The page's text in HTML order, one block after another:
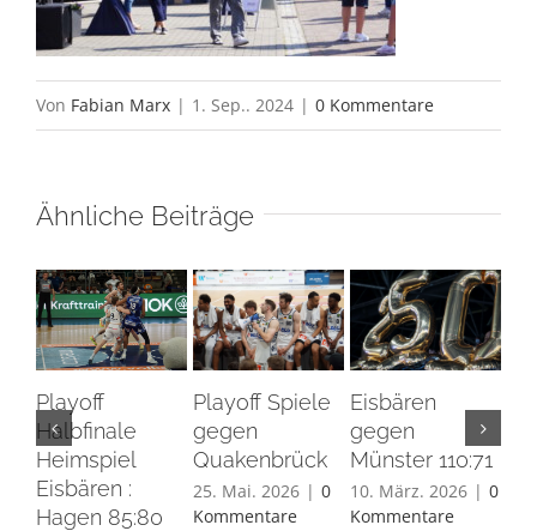
Von Fabian Marx | 1. Sep.. 2024 | 0 Kommentare
Ähnliche Beiträge
Playoff
Halbfinale
Heimspiel
Eisbären :
Hagen 85:80
Playoff Spiele
gegen
Quakenbrück
25. Mai. 2026 | 0
Kommentare
Eisbären
gegen
Münster 110:71
10. März. 2026 | 0
Kommentare